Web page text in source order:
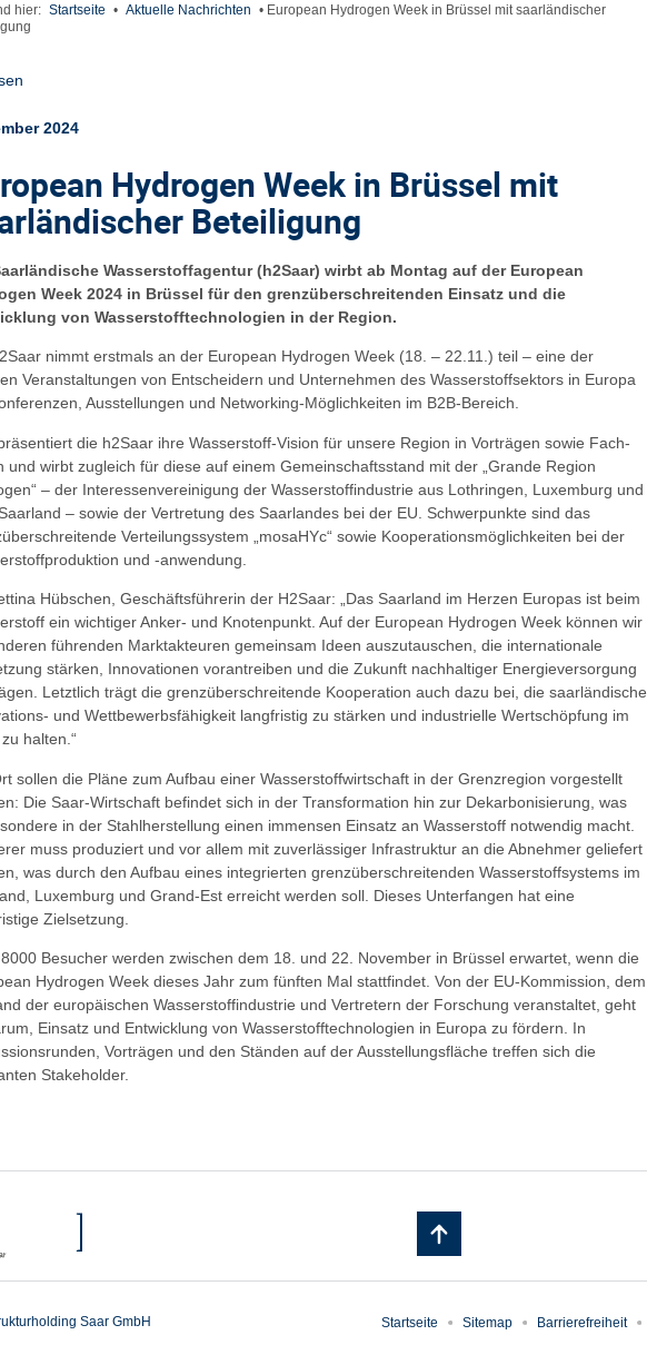
hier: Startseite • Aktuelle Nachrichten • European Hydrogen Week in Brüssel mit saarländischer
2024
Hydrogen Week in Brüssel mit
Beteiligung
Wasserstoffagentur (h2Saar) wirbt ab Montag auf der European
Week 2024 in Brüssel für den grenzüberschreitenden Einsatz und die
von Wasserstofftechnologien in der Region.
nimmt erstmals an der European Hydrogen Week (18. – 22.11.) teil – eine der
Veranstaltungen von Entscheidern und Unternehmen des Wasserstoffsektors in Europa
Ausstellungen und Networking-Möglichkeiten im B2B-Bereich.
die h2Saar ihre Wasserstoff-Vision für unsere Region in Vorträgen sowie Fach-
und wirbt zugleich für diese auf einem Gemeinschaftsstand mit der „Grande Region
– der Interessenvereinigung der Wasserstoffindustrie aus Lothringen, Luxemburg und
– sowie der Vertretung des Saarlandes bei der EU. Schwerpunkte sind das
Verteilungssystem „mosaHYc“ sowie Kooperationsmöglichkeiten bei der
und -anwendung.
Hübschen, Geschäftsführerin der H2Saar: „Das Saarland im Herzen Europas ist beim
ein wichtiger Anker- und Knotenpunkt. Auf der European Hydrogen Week können wir
führenden Marktakteuren gemeinsam Ideen auszutauschen, die internationale
stärken, Innovationen vorantreiben und die Zukunft nachhaltiger Energieversorgung
Letztlich trägt die grenzüberschreitende Kooperation auch dazu bei, die saarländische
und Wettbewerbsfähigkeit langfristig zu stärken und industrielle Wertschöpfung im
halten.“
sollen die Pläne zum Aufbau einer Wasserstoffwirtschaft in der Grenzregion vorgestellt
Die Saar-Wirtschaft befindet sich in der Transformation hin zur Dekarbonisierung, was
in der Stahlherstellung einen immensen Einsatz an Wasserstoff notwendig macht.
muss produziert und vor allem mit zuverlässiger Infrastruktur an die Abnehmer geliefert
was durch den Aufbau eines integrierten grenzüberschreitenden Wasserstoffsystems im
Luxemburg und Grand-Est erreicht werden soll. Dieses Unterfangen hat eine
Zielsetzung.
Besucher werden zwischen dem 18. und 22. November in Brüssel erwartet, wenn die
Hydrogen Week dieses Jahr zum fünften Mal stattfindet. Von der EU-Kommission, dem
der europäischen Wasserstoffindustrie und Vertretern der Forschung veranstaltet, geht
Einsatz und Entwicklung von Wasserstofftechnologien in Europa zu fördern. In
Vorträgen und den Ständen auf der Ausstellungsfläche treffen sich die
Stakeholder.
Saar GmbH Startseite Sitemap Barrierefreiheit